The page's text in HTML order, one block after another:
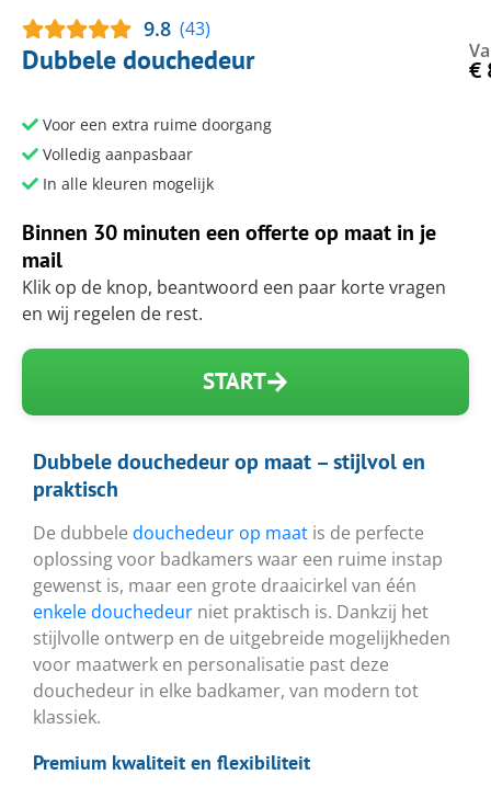
9.8 (43)
Dubbele douchedeur €
Voor een extra ruime doorgang
Volledig aanpasbaar
In alle kleuren mogelijk
Binnen 30 minuten een offerte op maat in je
mail
Klik op de knop, beantwoord een paar korte vragen
en wij regelen de rest.
START
Dubbele douchedeur op maat – stijlvol en
praktisch
De dubbele douchedeur op maat is de perfecte
oplossing voor badkamers waar een ruime instap
gewenst is, maar een grote draaicirkel van één
enkele douchedeur niet praktisch is. Dankzij het
stijlvolle ontwerp en de uitgebreide mogelijkheden
voor maatwerk en personalisatie past deze
douchedeur in elke badkamer, van modern tot
klassiek.
Premium kwaliteit en flexibiliteit